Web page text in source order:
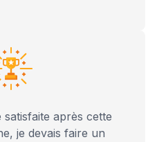
satisfaite après cette
je devais faire un